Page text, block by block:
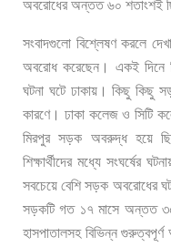
অবরোধের অন্তত ৬০ শতাংশই
সংবাদগুলো বিশ্লেষণ করলে দেখা
অবরোধ করেছেন। একই দিনে
ঘটনা ঘটে ঢাকায়। কিছু কিছু
কারণে। ঢাকা কলেজ ও সিটি
মিরপুর সড়ক অবরুদ্ধ হয়ে
শিক্ষার্থীদের মধ্যে সংঘর্ষের
সবচেয়ে বেশি সড়ক অবরোধের
সড়কটি গত ১৭ মাসে অন্তত
হাসপাতালসহ বিভিন্ন গুরুত্বপূর্ণ